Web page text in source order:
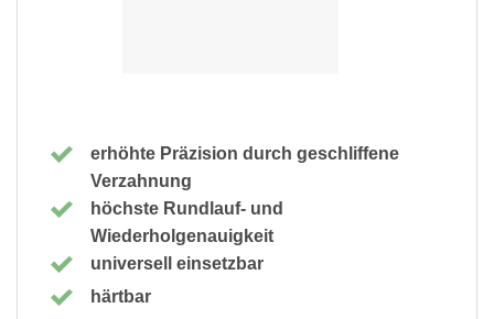
erhöhte Präzision durch geschliffene
Verzahnung
höchste Rundlauf- und
Wiederholgenauigkeit
universell einsetzbar
härtbar